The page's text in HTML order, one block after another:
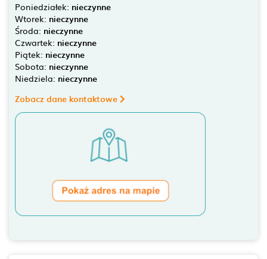
Poniedziałek: nieczynne
Wtorek: nieczynne
Środa: nieczynne
Czwartek: nieczynne
Piątek: nieczynne
Sobota: nieczynne
Niedziela: nieczynne
Zobacz dane kontaktowe